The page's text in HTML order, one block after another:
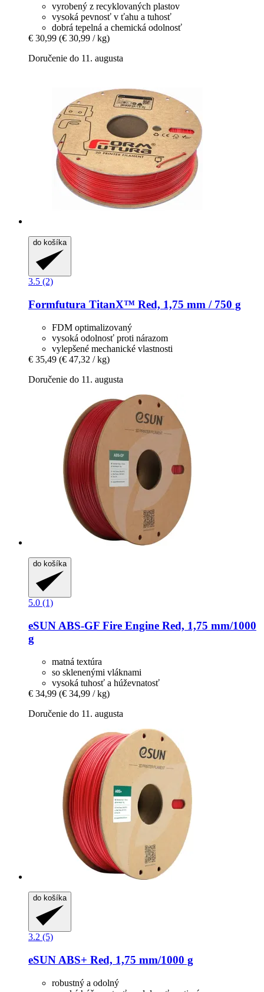
vyrobený z recyklovaných plastov
vysoká pevnosť v ťahu a tuhosť
dobrá tepelná a chemická odolnosť
€ 30,99 (€ 30,99 / kg)
Doručenie do 11. augusta
do košíka
3.5 (2)
Formfutura TitanX™ Red, 1,75 mm / 750 g
FDM optimalizovaný
vysoká odolnosť proti nárazom
vylepšené mechanické vlastnosti
€ 35,49 (€ 47,32 / kg)
Doručenie do 11. augusta
do košíka
5.0 (1)
eSUN ABS-​GF Fire Engine Red, 1,75 mm/1000
g
matná textúra
so sklenenými vláknami
vysoká tuhosť a húževnatosť
€ 34,99 (€ 34,99 / kg)
Doručenie do 11. augusta
do košíka
3.2 (5)
eSUN ABS+ Red, 1,75 mm/1000 g
robustný a odolný